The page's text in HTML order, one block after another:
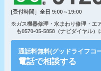
[受付時間］全日 9:00～19:00
※ガス機器修理・水まわり修理・エ
も0570-05-5858（ナビダイヤル）
通話料無料(グッドライフコ
電話で相談する